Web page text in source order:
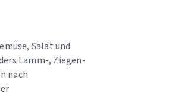
Salat und
Lamm-, Ziegen-
nach